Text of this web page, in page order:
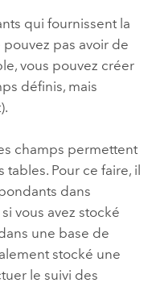
qui fournissent la
pas avoir de
vous pouvez créer
définis, mais
champs permettent
Pour ce faire, il
dans
vous avez stocké
une base de
stocké une
le suivi des